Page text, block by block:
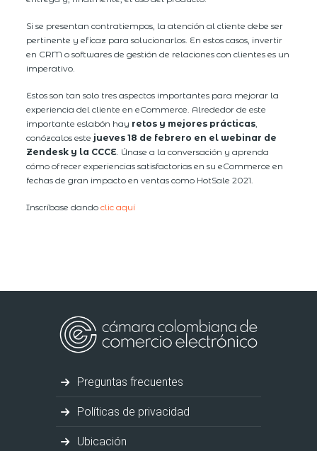
Si se presentan contratiempos, la atención al cliente debe ser
pertinente y eficaz para solucionarlos. En estos casos, invertir
en CRM o softwares de gestión de relaciones con clientes es un
imperativo.
Estos son tan solo tres aspectos importantes para mejorar la
experiencia del cliente en eCommerce. Alrededor de este
importante eslabón hay retos y mejores prácticas
conózcalos este jueves 18 de febrero en el webinar de
Zendesk y la CCCE . Únase a la conversación y aprenda
cómo ofrecer experiencias satisfactorias en su eCommerce en
fechas de gran impacto en ventas como HotSale 2021.
Inscríbase dandoclic aquí
Preguntas frecuentes
Políticas de privacidad
Ubicación